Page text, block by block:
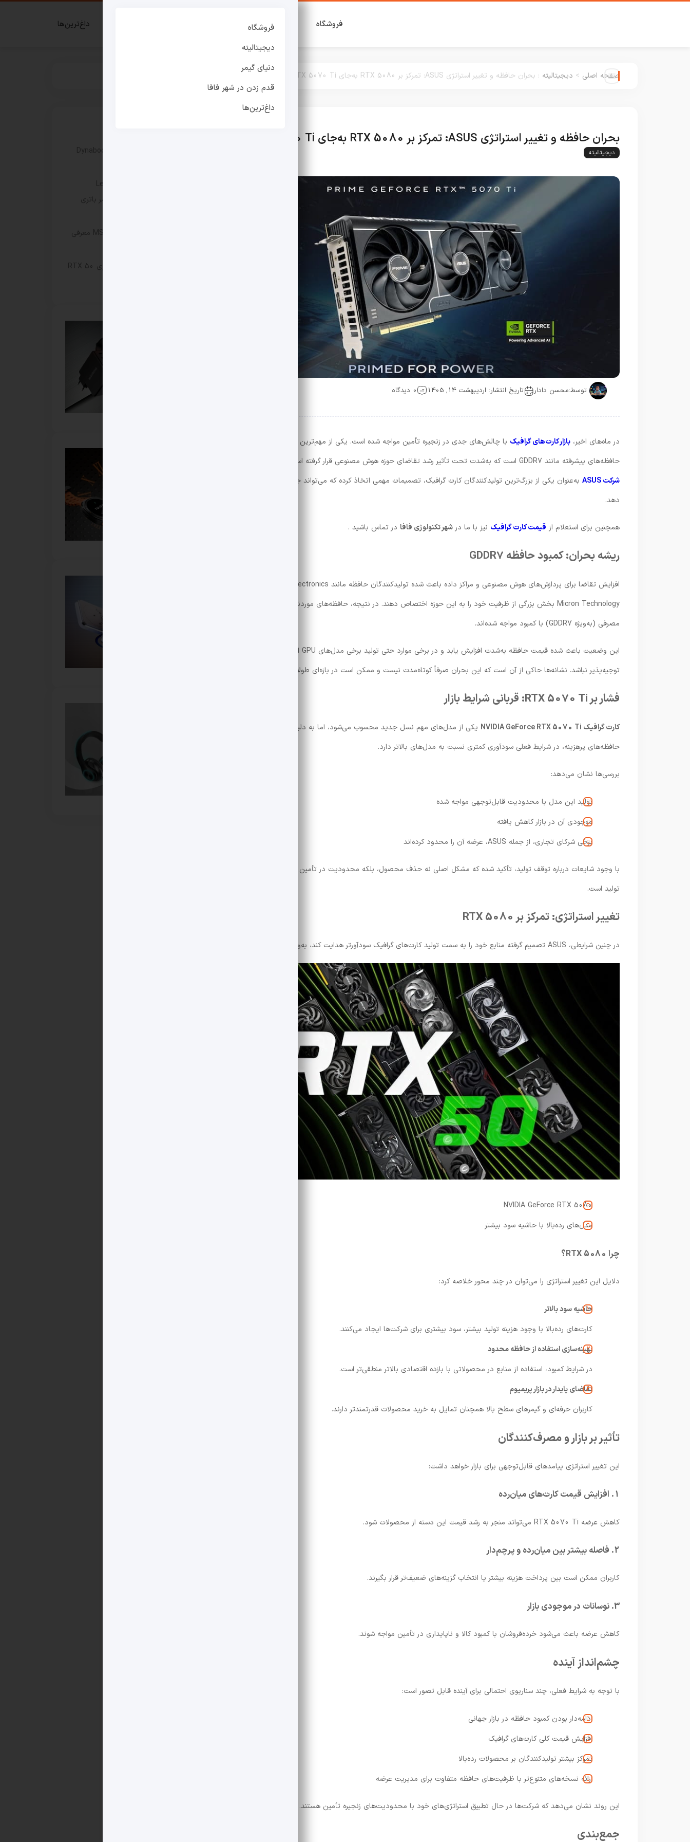
فروشگاه دیجیتالیته داغ‌ترین‌ها
فروشگاه
دیجیتالیته
دنیای گیمر
قدم زدن در شهر فافا
داغ‌ترین‌ها
صفحه اصلی > دیجیتالیته : بحران حافظه و تغییر استراتژی ASUS: تمرکز بر RTX 5080 به‌جای RTX 5070 Ti
بحران حافظه و تغییر استراتژی ASUS: تمرکز بر RTX 5080 به‌جای RTX 5070 Ti
دیجیتالیته
توسط:محسن دادار تاریخ انتشار: اردیبهشت 14, 1405 0 دیدگاه
در ماه‌های اخیر، بازار کارت‌های گرافیک با چالش‌های جدی در زنجیره تأمین مواجه شده است. یکی از مهم‌ترین این چالش‌ها، کمبود
حافظه‌های پیشرفته مانند GDDR7 است که به‌شدت تحت تأثیر رشد تقاضای حوزه هوش مصنوعی قرار گرفته است. در این میان،
شرکتASUS به‌عنوان یکی از بزرگ‌ترین تولیدکنندگان کارت گرافیک، تصمیمات مهمی اتخاذ کرده که می‌تواند جهت بازار را تغییر
دهد.
همچنین برای استعلام از قیمت کارت گرافیک نیز با ما در شهر تکنولوژی فافا در تماس باشید .
ریشه بحران: کمبود حافظه GDDR7
افزایش تقاضا برای پردازش‌های هوش مصنوعی و مراکز داده باعث شده تولیدکنندگان حافظه مانند Samsung Electronics
Micron Technology بخش بزرگی از ظرفیت خود را به این حوزه اختصاص دهند. در نتیجه، حافظه‌های موردنیاز کارت‌های گرافیک
مصرفی (به‌ویژه GDDR7) با کمبود مواجه شده‌اند.
این وضعیت باعث شده قیمت حافظه به‌شدت افزایش یابد و در برخی موارد حتی تولید برخی مدل‌های GPU از نظر اقتصادی
توجیه‌پذیر نباشد. نشانه‌ها حاکی از آن است که این بحران صرفاً کوتاه‌مدت نیست و ممکن است در بازه‌ای طولانی‌تر ادامه پیدا کند.
فشار بر RTX 5070 Ti: قربانی شرایط بازار
کارت گرافیک NVIDIA GeForce RTX 5070 Ti
یکی از مدل‌های مهم نسل جدید محسوب می‌شود، اما به دلیل وابستگی به
حافظه‌های پرهزینه، در شرایط فعلی سودآوری کمتری نسبت به مدل‌های بالاتر دارد.
بررسی‌ها نشان می‌دهد:
تولید این مدل با محدودیت قابل‌توجهی مواجه شده
موجودی آن در بازار کاهش یافته
برخی شرکای تجاری، از جمله ASUS، عرضه آن را محدود کرده‌اند
با وجود شایعات درباره توقف تولید، تأکید شده که مشکل اصلی نه حذف محصول، بلکه محدودیت در تأمین حافظه و ظرفیت
تولید است.
تغییر استراتژی: تمرکز بر RTX 5080
در چنین شرایطی، ASUS تصمیم گرفته منابع خود را به سمت تولید کارت‌های گرافیک سودآورتر هدایت کند، به‌ویژه مدل‌هایی مانند:
NVIDIA GeForce RTX 5080
مدل‌های رده‌بالا با حاشیه سود بیشتر
چرا RTX 5080؟
دلایل این تغییر استراتژی را می‌توان در چند محور خلاصه کرد:
حاشیه سود بالاتر
کارت‌های رده‌بالا با وجود هزینه تولید بیشتر، سود بیشتری برای شرکت‌ها ایجاد می‌کنند.
بهینه‌سازی استفاده از حافظه محدود
در شرایط کمبود، استفاده از منابع در محصولاتی با بازده اقتصادی بالاتر منطقی‌تر است.
تقاضای پایدار در بازار پریمیوم
کاربران حرفه‌ای و گیمرهای سطح بالا همچنان تمایل به خرید محصولات قدرتمندتر دارند.
تأثیر بر بازار و مصرف‌کنندگان
این تغییر استراتژی پیامدهای قابل‌توجهی برای بازار خواهد داشت:
1. افزایش قیمت کارت‌های میان‌رده
کاهش عرضه RTX 5070 Ti می‌تواند منجر به رشد قیمت این دسته از محصولات شود.
2. فاصله بیشتر بین میان‌رده و پرچم‌دار
کاربران ممکن است بین پرداخت هزینه بیشتر یا انتخاب گزینه‌های ضعیف‌تر قرار بگیرند.
3. نوسانات در موجودی بازار
کاهش عرضه باعث می‌شود خرده‌فروشان با کمبود کالا و ناپایداری در تأمین مواجه شوند.
چشم‌انداز آینده
با توجه به شرایط فعلی، چند سناریوی احتمالی برای آینده قابل تصور است:
ادامه‌دار بودن کمبود حافظه در بازار جهانی
افزایش قیمت کلی کارت‌های گرافیک
تمرکز بیشتر تولیدکنندگان بر محصولات رده‌بالا
ارائه نسخه‌های متنوع‌تر با ظرفیت‌های حافظه متفاوت برای مدیریت عرضه
این روند نشان می‌دهد که شرکت‌ها در حال تطبیق استراتژی‌های خود با محدودیت‌های زنجیره تأمین هستند.
جمع‌بندی
بررسی سری جدید لپ‌ تاپ‌ های Dynabook
لپ‌ تاپ Lenovo IdeaPad 5 2-in-1
14Q8Y11 با عملکرد سریع‌تر و عمر باتری
مانیتور گیمینگ MSI MAG 271KPD7 معرفی
افزایش قیمت کارت‌های گرافیک سری RTX 50